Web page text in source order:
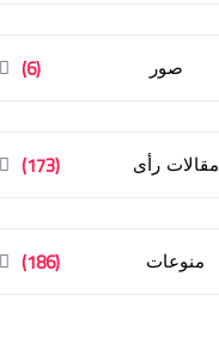
صور (6)
مقالات رأى (173)
منوعات (186)